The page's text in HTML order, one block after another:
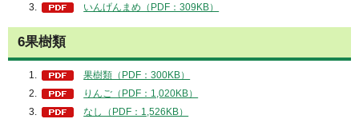
いんげんまめ（PDF：309KB）
6果樹類
果樹類（PDF：300KB）
りんご（PDF：1,020KB）
なし（PDF：1,526KB）